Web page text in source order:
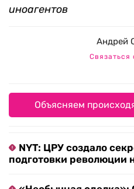
иноагентов
Андрей
Связаться
Объясняем
NYT: ЦРУ создало
подготовки революции